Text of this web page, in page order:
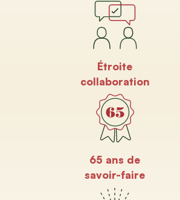
Étroite
collaboration
65 ans de
savoir-faire